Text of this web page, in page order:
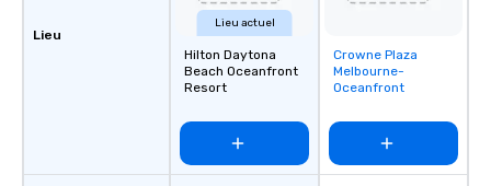
Lieu
Lieu actuel
Hilton Daytona
Beach Oceanfront
Resort
Removed from
favorites
Crowne Plaza
Melbourne-
Oceanfront